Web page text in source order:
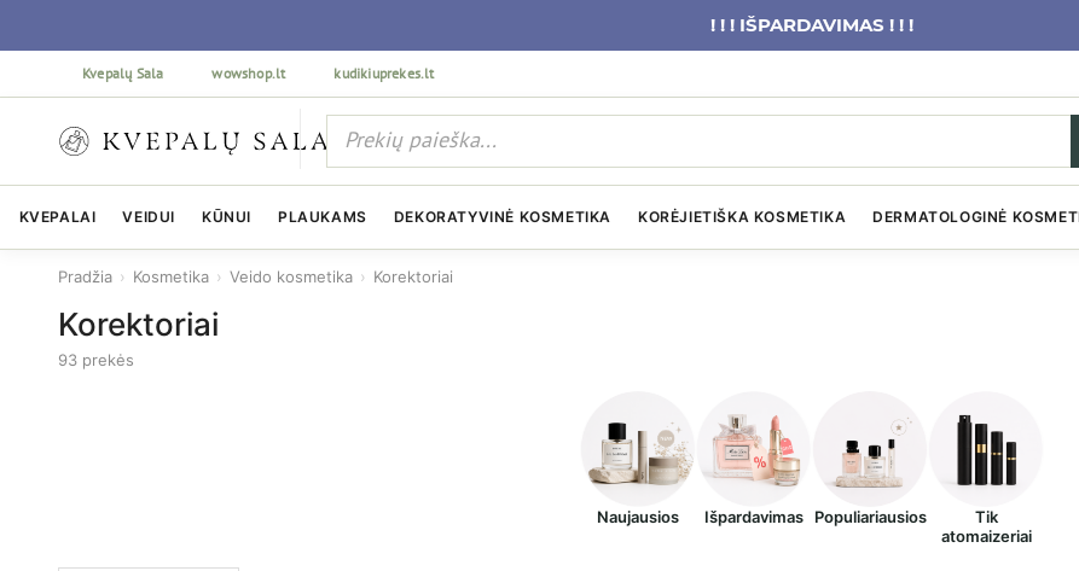
! ! ! IŠPARDAVIMAS ! ! !
Kvepalų Sala wowshop.lt kudikiuprekes.lt
KVEPALAI VEIDUI KŪNUI PLAUKAMS DEKORATYVINĖ KOSMETIKA KORĖJIETIŠKA KOSMETIKA DERMATOLOGINĖ
Pradžia › Kosmetika › Veido kosmetika › Korektoriai
Korektoriai
93 prekės
Naujausios Išpardavimas Populiariausios
Tik
atomaizeriai